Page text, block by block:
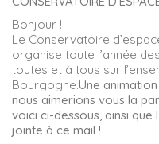
Bonjour !
Le Conservatoire
organise toute l’année
toutes et à tous sur
Bourgogne.Une
nous aimerions vous la
voici ci-dessous, ainsi que
jointe à ce mail !